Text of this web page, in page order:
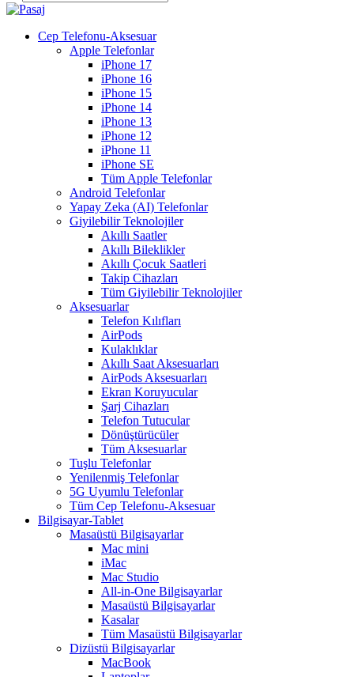
Cep Telefonu-Aksesuar
Apple Telefonlar
iPhone 17
iPhone 16
iPhone 15
iPhone 14
iPhone 13
iPhone 12
iPhone 11
iPhone SE
Tüm Apple Telefonlar
Android Telefonlar
Yapay Zeka (AI) Telefonlar
Giyilebilir Teknolojiler
Akıllı Saatler
Akıllı Bileklikler
Akıllı Çocuk Saatleri
Takip Cihazları
Tüm Giyilebilir Teknolojiler
Aksesuarlar
Telefon Kılıfları
AirPods
Kulaklıklar
Akıllı Saat Aksesuarları
AirPods Aksesuarları
Ekran Koruyucular
Şarj Cihazları
Telefon Tutucular
Dönüştürücüler
Tüm Aksesuarlar
Tuşlu Telefonlar
Yenilenmiş Telefonlar
5G Uyumlu Telefonlar
Tüm Cep Telefonu-Aksesuar
Bilgisayar-Tablet
Masaüstü Bilgisayarlar
Mac mini
iMac
Mac Studio
All-in-One Bilgisayarlar
Masaüstü Bilgisayarlar
Kasalar
Tüm Masaüstü Bilgisayarlar
Dizüstü Bilgisayarlar
MacBook